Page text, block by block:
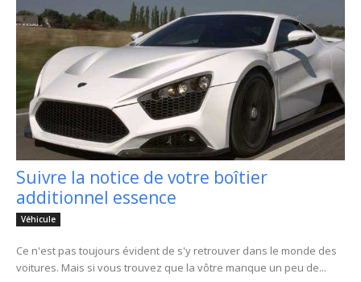
Suivre la notice de votre boîtier
additionnel essence
Véhicule
Ce n'est pas toujours évident de s'y retrouver dans le monde des
voitures. Mais si vous trouvez que la vôtre manque un peu de...